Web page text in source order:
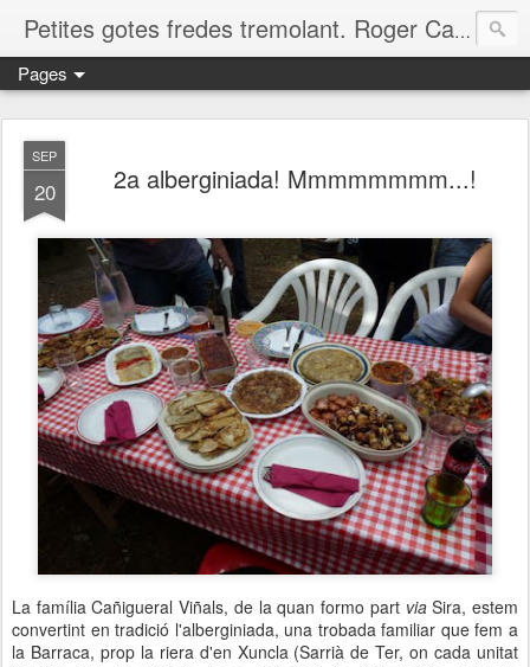
Petites gotes fredes tremolant. Roger Casero Gumbau. Girona
Pages
SEP
20 2a alberginiada! Mmmmmmmm...!
La família Cañigueral Viñals, de la quan formo part viaSira, estem
convertint en tradició l'alberginiada, una trobada familiar que fem a
la Barraca, prop la riera d'en Xuncla (Sarrià de Ter, on cada unitat